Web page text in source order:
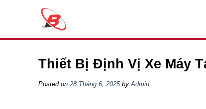
Thiết Bị Định Vị Xe Máy
Posted on 28 Tháng 6, 2025by Admin